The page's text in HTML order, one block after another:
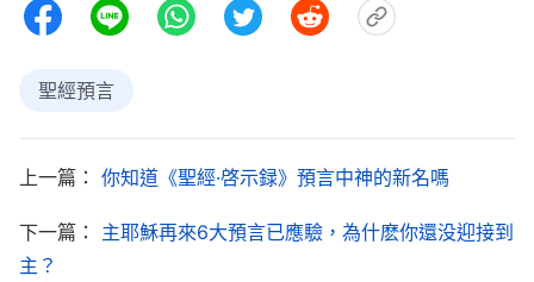
「在不知不覺當中，世界各國形勢越來越緊張，
一天比一天崩潰，一天比一天混亂，各國的首腦都想
着争奪最後的權勢。真没想到，我的刑罰已臨到了他
《話・卷一 神的顯現與作工・基督起初的發表・第八十二
聖經預言
上一篇： 你知道《聖經·啓示録》預言中神的新名嗎
下一篇： 主耶穌再來6大預言已應驗，為什麽你還没迎接到
主？